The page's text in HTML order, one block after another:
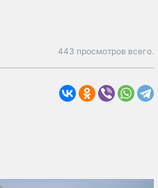
443 просмотров всего.